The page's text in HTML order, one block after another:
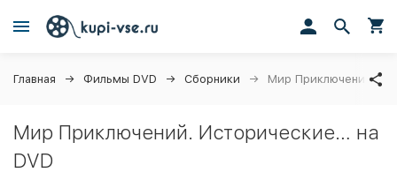
Главная Фильмы DVD Сборники Мир Приключений.
Мир Приключений. Исторические… на
DVD